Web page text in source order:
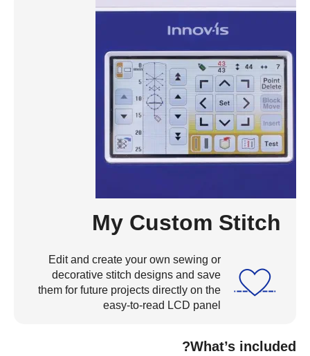
My Custom Stitch
Edit and create your own sewing or
decorative stitch designs and save
them for future projects directly on the
easy-to-read LCD panel
What’s included?